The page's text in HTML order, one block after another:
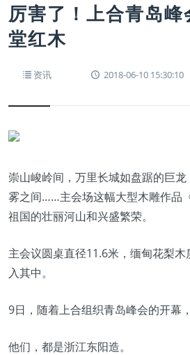
厉害了！上合青岛
堂红木
资讯 2018-06-10 15:30:10
崇山峻岭间，万里长城如盘踞的巨
雾之间……主会场这幅大型木雕作品
祖国的壮丽河山和兴盛繁荣。
主会议圆桌直径11.6米，缅甸花梨
入其中。
9日，随着上合组织青岛峰会的开幕
他们，都是浙江东阳造。